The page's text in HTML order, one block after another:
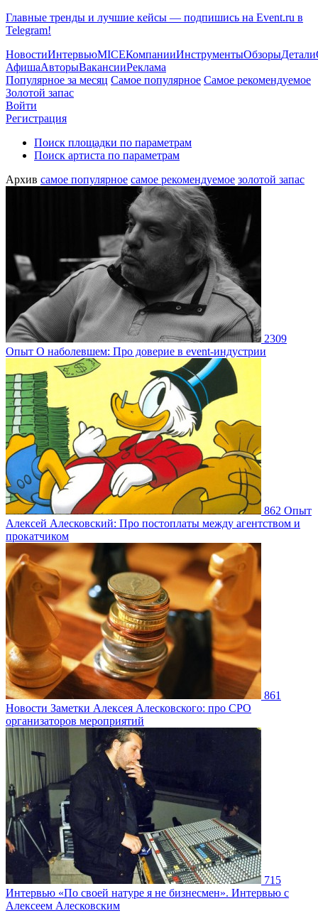
Главные тренды и лучшие кейсы — подпишись на Event.ru в
Telegram!
НовостиИнтервьюMICEКомпанииИнструментыОбзорыДетали
АфишаАвторыВакансииРеклама
Популярное за месяц Самое популярное Самое рекомендуемое
Золотой запас
Войти
Регистрация
Поиск площадки по параметрам
Поиск артиста по параметрам
Архив самое популярное самое рекомендуемое золотой запас
2309
Опыт О наболевшем: Про доверие в event-индустрии
862 Опыт
Алексей Алесковский: Про постоплаты между агентством и
прокатчиком
861
Новости Заметки Алексея Алесковского: про СРО
организаторов мероприятий
715
Интервью «По своей натуре я не бизнесмен». Интервью с
Алексеем Алесковским